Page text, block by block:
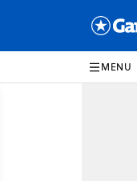
MENU